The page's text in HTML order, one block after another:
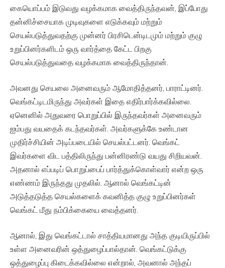
கையொப்பம் இடுவது வழக்கமாக வைத்திருந்தவன், இப்போது
தன்னிச்சையாக முடிவுகளை எடுக்கவும் மற்றும்
செயல்படுத்துவதற்கு முன்னர் பிரசிடென்டிடமும் மற்றும் குழு
உறுப்பினர்களிடம் ஒரு வார்த்தை கேட்ட பிறகு
செயல்படுத்துவதை வழக்கமாக வைத்திருந்தான்.
அவனது செயலை அனைவரும் ஆமோதித்தனர், பாராட்டினர்.
வெங்கட்டிடமிருந்து அவர்கள் இதை எதிர்பார்க்கவில்லை.
ஏனெனில் அதுவரை பொறுப்பில் இருந்தவர்கள் அனைவரும்
ஐம்பது வயதைக் கடந்தவர்கள். அவர்களுக்கே உண்டான
முதிர்ச்சியின் அடிப்படையில் செயல்பட்டனர். வெங்கட்
இவர்களை விட பத்திலிருந்து பன்னிரண்டு வயது சிறியவன்.
அதனால் எப்படிப் பொறுப்பைப் பார்த்துக்கொள்வார் என்ற ஒரு
எண்ணம் இருந்தது முதலில். ஆனால் வெங்கட்டின்
அடுத்தடுத்த செயல்களைக் கவனித்த குழு உறுப்பினர்கள்
வெங்கட் மீது நம்பிக்கையை வைத்தனர்.
ஆனால், இது வெங்கட்டால் சாத்தியமானது அந்த குடியிருப்பில்
உள்ள அனைவரின் ஒத்துழைப்பால்தான். வெங்கட்டுக்கு
ஒத்துழைப்பு கிடைக்கவில்லை என்றால், அவனால் அந்தப்